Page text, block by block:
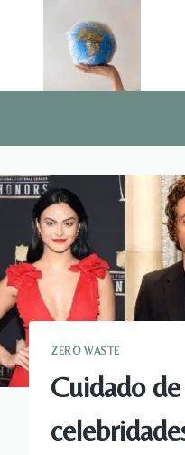
ZERO WASTE
Cuidado